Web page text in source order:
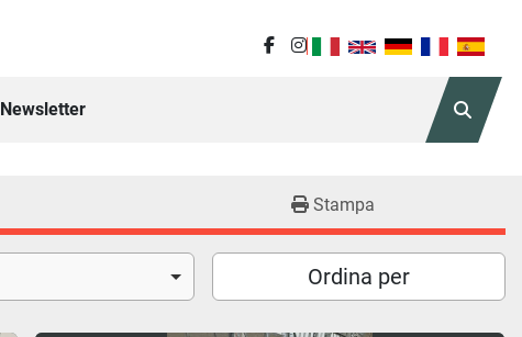
facebookinstagram
Newsletter
Cerca
Stampa
Ordina per